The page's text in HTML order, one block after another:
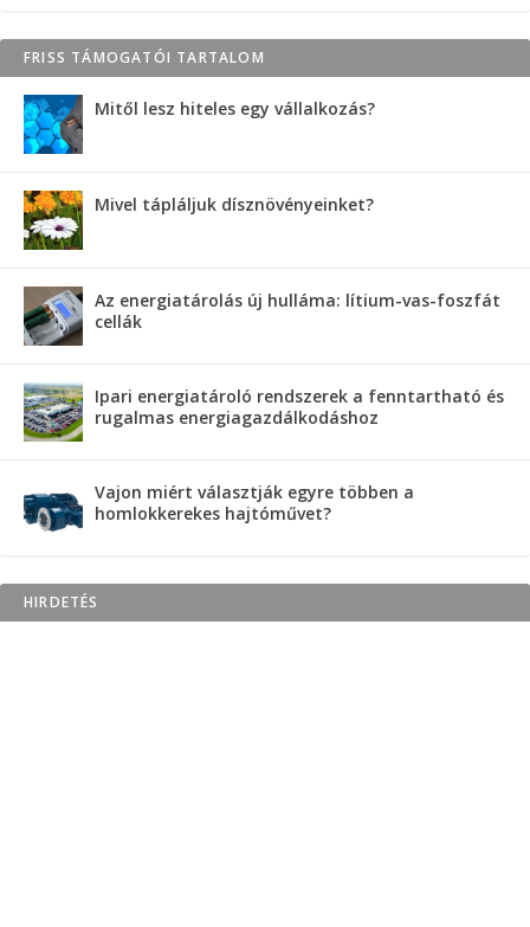
FRISS TÁMOGATÓI TARTALOM
Mitől lesz hiteles egy vállalkozás?
Mivel tápláljuk dísznövényeinket?
Az energiatárolás új hulláma: lítium-vas-foszfát
cellák
Ipari energiatároló rendszerek a fenntartható és
rugalmas energiagazdálkodáshoz
Vajon miért választják egyre többen a
homlokkerekes hajtóművet?
HIRDETÉS